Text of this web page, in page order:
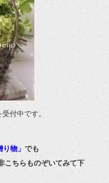
付中です。
り物」でも
こちらものぞいてみて下